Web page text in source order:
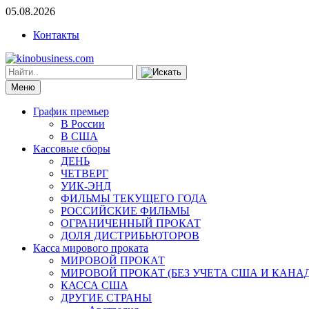
05.08.2026
Контакты
Меню
График премьер
В России
В США
Кассовые сборы
ДЕНЬ
ЧЕТВЕРГ
УИК-ЭНД
ФИЛЬМЫ ТЕКУЩЕГО ГОДА
РОССИЙСКИЕ ФИЛЬМЫ
ОГРАНИЧЕННЫЙ ПРОКАТ
ДОЛЯ ДИСТРИБЬЮТОРОВ
Касса мирового проката
МИРОВОЙ ПРОКАТ
МИРОВОЙ ПРОКАТ (БЕЗ УЧЕТА США И
КАССА США
ДРУГИЕ СТРАНЫ